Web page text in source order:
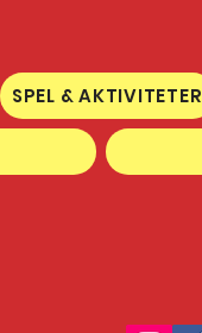
SPEL & AKTIVITETER